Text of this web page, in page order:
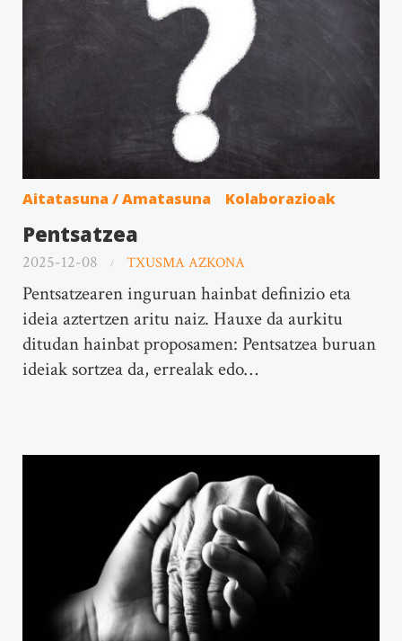
Aitatasuna / Amatasuna Kolaborazioak
Pentsatzea
2025-12-08 TXUSMA AZKONA
Pentsatzearen inguruan hainbat definizio eta
ideia aztertzen aritu naiz. Hauxe da aurkitu
ditudan hainbat proposamen: Pentsatzea buruan
ideiak sortzea da, errealak edo…